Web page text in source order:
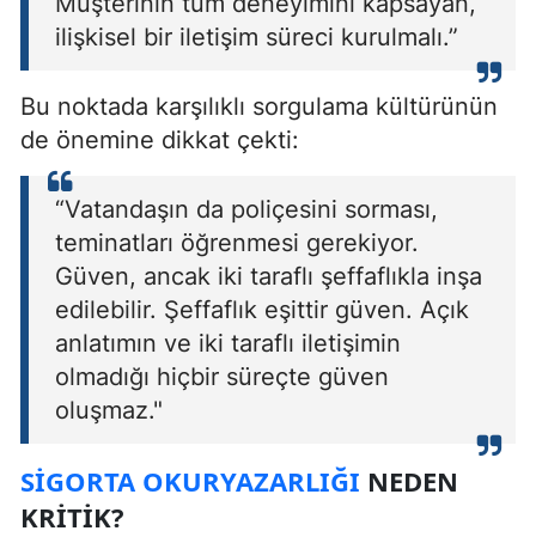
ilişkisel bir iletişim süreci kurulmalı.”
Bu noktada karşılıklı sorgulama kültürünün
de önemine dikkat çekti:
“Vatandaşın da poliçesini sorması,
teminatları öğrenmesi gerekiyor.
Güven, ancak iki taraflı şeffaflıkla inşa
edilebilir. Şeffaflık eşittir güven. Açık
anlatımın ve iki taraflı iletişimin
olmadığı hiçbir süreçte güven
oluşmaz."
SIGORTA OKURYAZARLIĞI NEDEN
KRITIK?